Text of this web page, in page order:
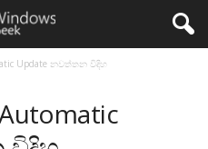
Update නවත්තන විදිහ